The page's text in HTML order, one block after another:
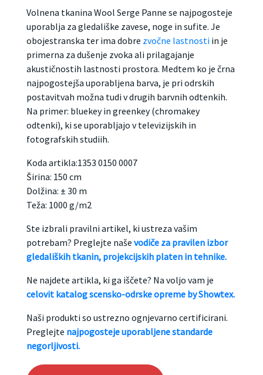
Volnena tkanina Wool Serge Panne se najpogosteje
uporablja za gledališke zavese, noge in sufite. Je
obojestranska ter ima dobre zvočne lastnosti in je
primerna za dušenje zvoka ali prilagajanje
akustičnostih lastnosti prostora. Medtem ko je črna
najpogostejša uporabljena barva, je pri odrskih
postavitvah možna tudi v drugih barvnih odtenkih.
Na primer: bluekey in greenkey (chromakey
odtenki), ki se uporabljajo v televizijskih in
fotografskih studiih.
Koda artikla:1353 0150 0007
Širina: 150 cm
Dolžina: ± 30 m
Teža: 1000 g/m2
Ste izbrali pravilni artikel, ki ustreza vašim
potrebam? Preglejte naše vodiče za pravilen izbor
gledaliških tkanin, projekcijskih platen in tehnike.
Ne najdete artikla, ki ga iščete? Na voljo vam je
celovit katalog scensko-odrske opreme by Showtex.
Naši produkti so ustrezno ognjevarno certificirani.
Preglejte najpogosteje uporabljene standarde
negorljivosti.